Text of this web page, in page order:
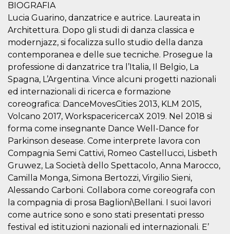
BIOGRAFIA
Lucia Guarino, danzatrice e autrice. Laureata in
Architettura. Dopo gli studi di danza classica e
modernjazz, si focalizza sullo studio della danza
contemporanea e delle sue tecniche. Prosegue la
professione di danzatrice tra l’Italia, Il Belgio, La
Spagna, L’Argentina. Vince alcuni progetti nazionali
ed internazionali di ricerca e formazione
coreografica: DanceMovesCities 2013, KLM 2015,
Volcano 2017, WorkspacericercaX 2019. Nel 2018 si
forma come insegnante Dance Well-Dance for
Parkinson desease. Come interprete lavora con
Compagnia Semi Cattivi, Romeo Castellucci, Lisbeth
Gruwez, La Società dello Spettacolo, Anna Marocco,
Camilla Monga, Simona Bertozzi, Virgilio Sieni,
Alessando Carboni. Collabora come coreografa con
la compagnia di prosa Baglioni\Bellani. I suoi lavori
come autrice sono e sono stati presentati presso
festival ed istituzioni nazionali ed internazionali. E’
PHPSESSID
PHP.net
oooh.events
Sesión
Cookie
generada por
aplicaciones
basadas en el
lenguaje PHP.
Este es un
identificador de
propósito
general que se
utiliza para
sesión del
usuario.
Normalmente es
un número
generado al
que se usa
puede ser
específico del
sitio, pero un
buen ejemplo es
mantener un
estado de inicio
de sesión para
un usuario entre
páginas.
m
Stripe
m.stripe.com
Esta cookie se
utiliza